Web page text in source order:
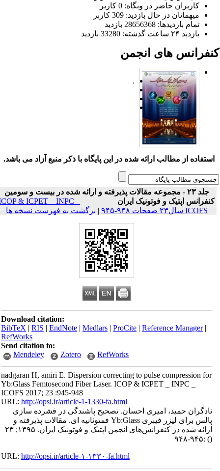
کاربران حاضر در وبگاه: 0 کاربر
میهمانان در حال بازدید: 309 کاربر
تمام بازدید‌ها: 28656368 بازدید
بازدید ۲۴ ساعت گذشته: 33280 بازدید
های انجمن
.
استفاده از مطالب ارائه شده در این پایگاه با ذکر منبع آزاد می باشد.
جلد ۲۳ - مجموعه مقالات پذیرفته و ارائه شده در بیست و سومین
کنفرانس اپتیک و فوتونیک ایران
ICOP & ICPET _ INPC _
ICOFS سال۲۳ صفحات ۹۴۸-۹۴۵
|برگشت به فهرست نسخه ها
Download citation:
BibTeX|RIS|EndNote|Medlars|ProCite|Reference Manager
RefWorks
Send citation to:
Mendeley
Zotero RefWorks
nadgaran H, amiri E. Dispersion correcting to pulse compression for
Yb:Glass Femtosecond Fiber Laser. ICOP & ICPET _ INPC _
ICOFS 2017; 23 :945-948
URL:http://opsi.ir/article-1-1330-fa.html
نادگران حمید، امیری احسان. تصحیح پاشندگی در فشرده سازی
پالس برای لیزر فیبری Yb:Glass فمتوثانیه ای. مقالات پذیرفته و
ارائه شده در کنفرانس‌های انجمن اپتیک و فوتونیک ایران. ۱۳۹۵; ۲۳
:۹۴۵-۹۴۸
URL:http://opsi.ir/article-۱-۱۳۳۰-fa.html